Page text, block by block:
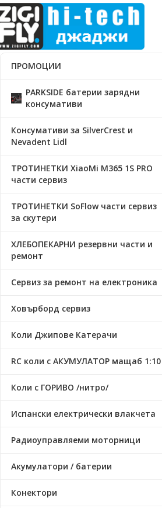
ПРОМОЦИИ
PARKSIDE батерии зарядни
консумативи
Консумативи за SilverCrest и
Nevadent Lidl
ТРОТИНЕТКИ XiaoMi M365 1S PRO
части сервиз
ТРОТИНЕТКИ SoFlow части сервиз
за скутери
ХЛЕБОПЕКАРНИ резервни части и
ремонт
Сервиз за ремонт на електроника
Ховърборд сервиз
Коли Джипове Катерачи
RC коли с АКУМУЛАТОР мащаб 1:10
Коли с ГОРИВО /нитро/
Испански електрически влакчета
Радиоуправляеми моторници
Акумулатори / батерии
Конектори